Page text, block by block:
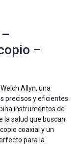
–
Allyn, una
precisos y eficientes
instrumentos de
la salud que buscan
coaxial y un
para la